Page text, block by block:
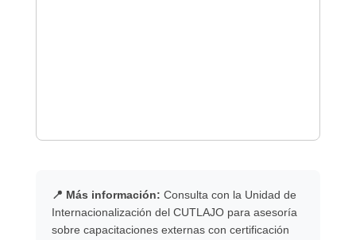
📍 Más información: Consulta con la Unidad de
Internacionalización del CUTLAJO para asesoría
sobre capacitaciones externas con certificación